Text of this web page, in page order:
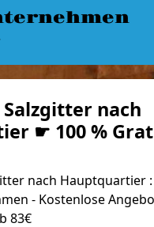
nach
☛ 100 %
nach Hauptquartier :
- Kostenlose
83€